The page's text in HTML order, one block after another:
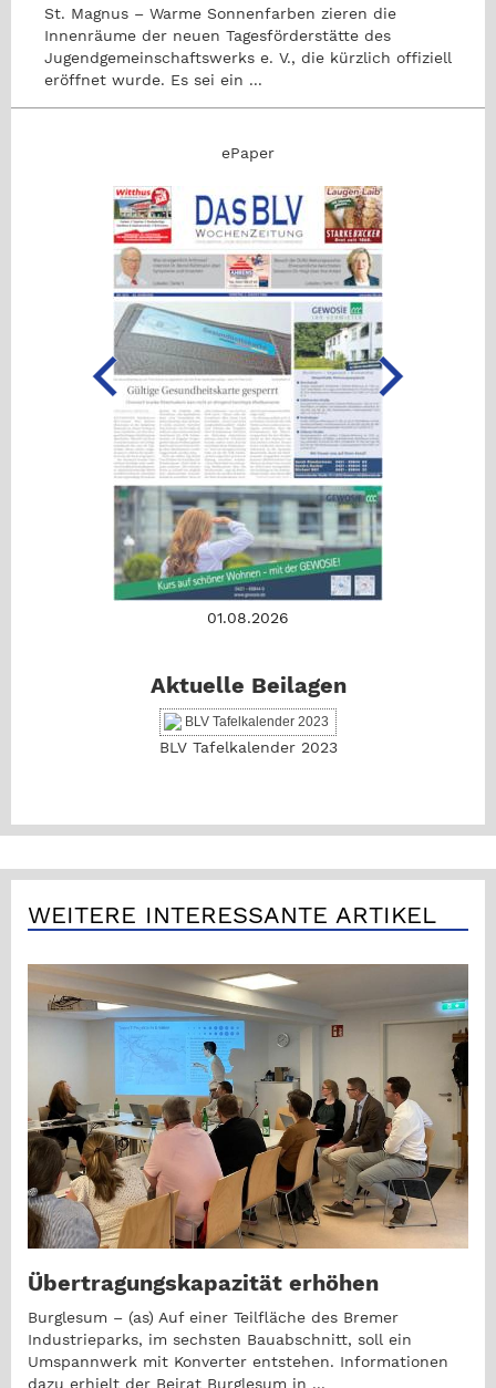
St. Magnus – Warme Sonnenfarben zieren die
Innenräume der neuen Tagesförderstätte des
Jugendgemeinschaftswerks e. V., die kürzlich offiziell
eröffnet wurde. Es sei ein ...
ePaper
01.08.2026
Aktuelle Beilagen
BLV Tafelkalender 2023
WEITERE INTERESSANTE ARTIKEL
Übertragungskapazität erhöhen
Burglesum – (as) Auf einer Teilfläche des Bremer
Industrieparks, im sechsten Bauabschnitt, soll ein
Umspannwerk mit Konverter entstehen. Informationen
dazu erhielt der Beirat Burglesum in ...